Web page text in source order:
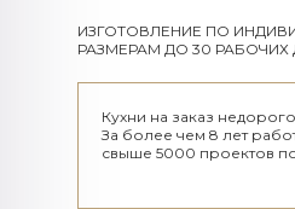
ИЗГОТОВЛЕНИЕ ПО
РАЗМЕРАМ ДО 30 РАБОЧИХ
Кухни на заказ недорого
За более чем 8 лет
свыше 5000 проектов